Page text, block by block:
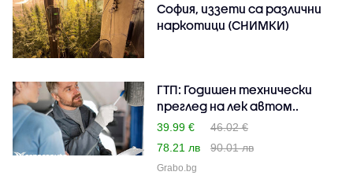
София, иззети са различни
наркотици (СНИМКИ)
ГТП: Годишен технически
преглед на лек автом..
39.99 €
46.02 €
78.21 лв
90.01 лв
Grabo.bg